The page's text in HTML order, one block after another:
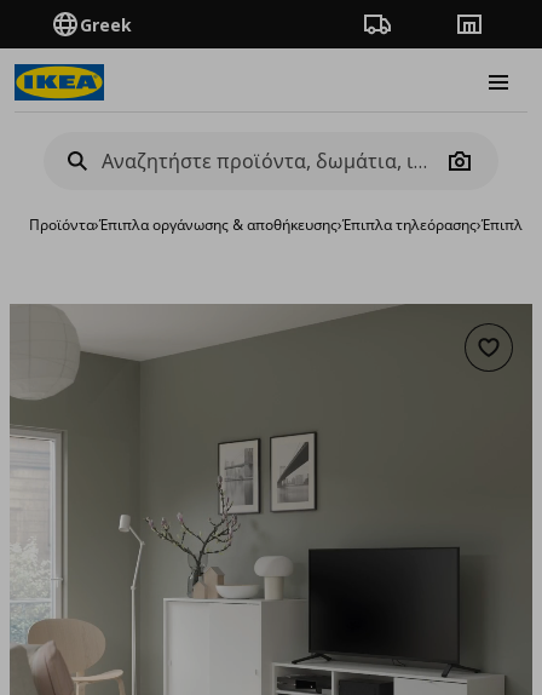
Greek Πορεία παραγγελίας
Camera
Προϊόντα›Έπιπλα οργάνωσης & αποθήκευσης›Έπιπλα τηλεόρασης›Έπιπλα